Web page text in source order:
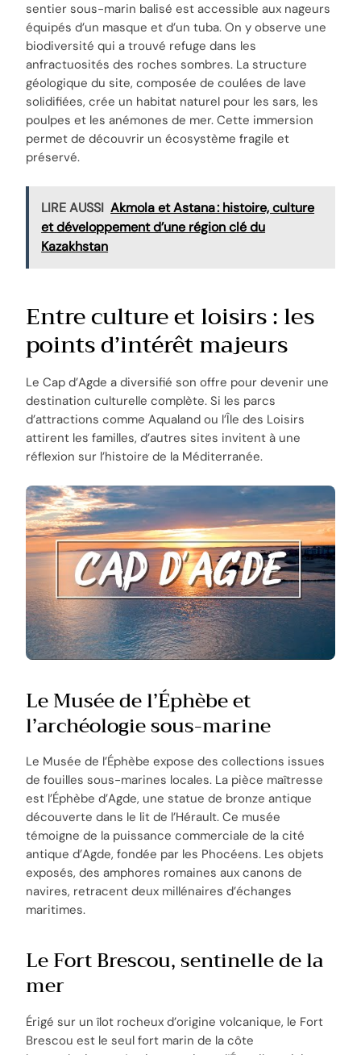
sentier sous-marin balisé est accessible aux nageurs
équipés d’un masque et d’un tuba. On y observe une
biodiversité qui a trouvé refuge dans les
anfractuosités des roches sombres. La structure
géologique du site, composée de coulées de lave
solidifiées, crée un habitat naturel pour les sars, les
poulpes et les anémones de mer. Cette immersion
permet de découvrir un écosystème fragile et
préservé.
LIRE AUSSI Akmola et Astana : histoire, culture
et développement d’une région clé du
Kazakhstan
Entre culture et loisirs : les
points d’intérêt majeurs
Le Cap d’Agde a diversifié son offre pour devenir une
destination culturelle complète. Si les parcs
d’attractions comme Aqualand ou l’Île des Loisirs
attirent les familles, d’autres sites invitent à une
réflexion sur l’histoire de la Méditerranée.
Le Musée de l’Éphèbe et
l’archéologie sous-marine
Le Musée de l’Éphèbe expose des collections issues
de fouilles sous-marines locales. La pièce maîtresse
est l’Éphèbe d’Agde, une statue de bronze antique
découverte dans le lit de l’Hérault. Ce musée
témoigne de la puissance commerciale de la cité
antique d’Agde, fondée par les Phocéens. Les objets
exposés, des amphores romaines aux canons de
navires, retracent deux millénaires d’échanges
maritimes.
Le Fort Brescou, sentinelle de la
mer
Érigé sur un îlot rocheux d’origine volcanique, le Fort
Brescou est le seul fort marin de la côte